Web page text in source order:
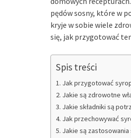
pędów sosny, które w
kryje w sobie wiele
się, jak przygotować
Spis treści
Jak przygotować
Jakie są zdrowotne
Jakie składniki są
Jak przechowywać
Jakie są